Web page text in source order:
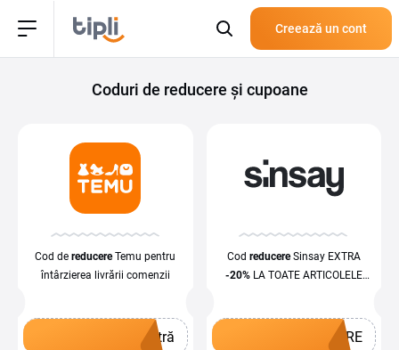
Creează un cont
Coduri de reducere și cupoane
Cod dereducereTemu pentru
întârzierea livrării comenzii
tră
Cod reducereSinsay EXTRA
-20%LA TOATE ARTICOLELE
ORE